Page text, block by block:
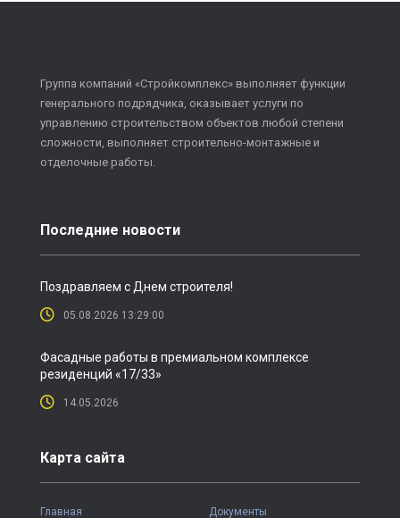
Группа компаний «Стройкомплекс» выполняет функции
генерального подрядчика, оказывает услуги по
управлению строительством объектов любой степени
сложности, выполняет строительно-монтажные и
отделочные работы.
Последние новости
Поздравляем с Днем строителя!
05.08.2026 13:29:00
Фасадные работы в премиальном комплексе
резиденций «17/33»
14.05.2026
Карта сайта
Главная Документы